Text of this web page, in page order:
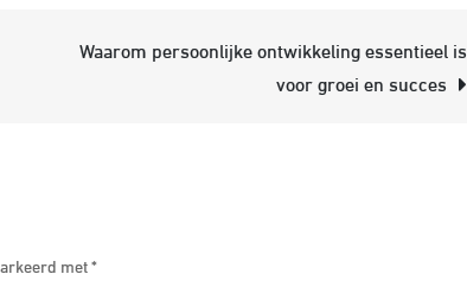
Waarom persoonlijke ontwikkeling essentieel is
voor groei en succes
met*